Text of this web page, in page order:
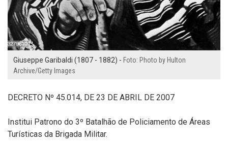
Giuseppe Garibaldi (1807 - 1882) - Foto: Photo by Hulton
Archive/Getty Images
DECRETO Nº 45.014, DE 23 DE ABRIL DE 2007
Institui Patrono do 3º Batalhão de Policiamento de Áreas
Turísticas da Brigada Militar.